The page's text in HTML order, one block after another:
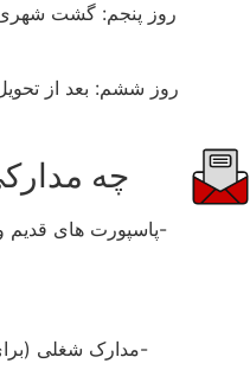
روز پنجم: گشت شهری
روز ششم: بعد از تحویل
چه
-مدارک شغلی